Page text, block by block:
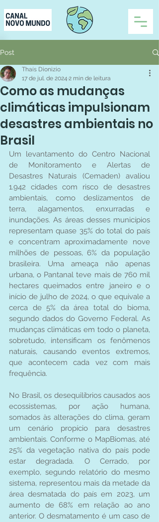
Post
Como as mudanças
climáticas impulsionam
desastres ambientais no
Brasil
Thaís Dionizio
17 de jul. de 2024 2 min de leitura
Um levantamento do Centro Nacional
de Monitoramento e Alertas de
Desastres Naturais (Cemaden) avaliou
1.942 cidades com risco de desastres
ambientais, como deslizamentos de
terra, alagamentos, enxurradas e
inundações. As áreas desses municípios
representam quase 35% do total do país
e concentram aproximadamente nove
milhões de pessoas, 6% da população
brasileira. Uma ameaça não apenas
urbana, o Pantanal teve mais de 760 mil
hectares queimados entre janeiro e o
início de julho de 2024, o que equivale a
cerca de 5% da área total do bioma,
segundo dados do Governo Federal. As
mudanças climáticas em todo o planeta,
sobretudo, intensificam os fenômenos
naturais, causando eventos extremos,
que acontecem cada vez com mais
frequência.
No Brasil, os desequilíbrios causados aos
ecossistemas, por ação humana,
somados às alterações do clima, geram
um cenário propício para desastres
ambientais. Conforme o MapBiomas, até
25% da vegetação nativa do país pode
estar degradada. O Cerrado, por
exemplo, segundo relatório do mesmo
sistema, representou mais da metade da
área desmatada do país em 2023, um
aumento de 68% em relação ao ano
anterior. O desmatamento é um caso de